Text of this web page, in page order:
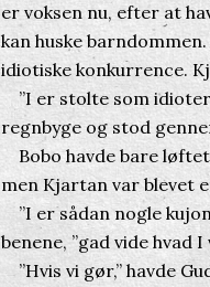
er voksen nu, efter at
kan huske
idiotiske konkurrence.
”I er stolte som
regnbyge og stod
Bobo havde bare
men Kjartan var blevet
”I er sådan nogle
benene, ”gad vide hvad
”Hvis vi gør,” havde